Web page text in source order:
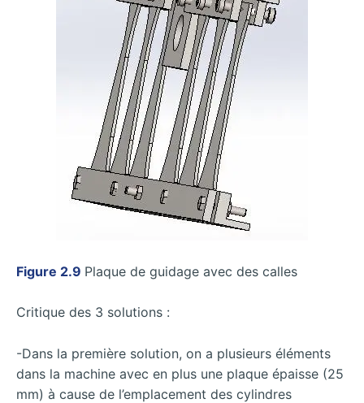
Figure 2.9 Plaque de guidage avec des calles
Critique des 3 solutions :
-Dans la première solution, on a plusieurs éléments
dans la machine avec en plus une plaque épaisse (25
mm) à cause de l’emplacement des cylindres